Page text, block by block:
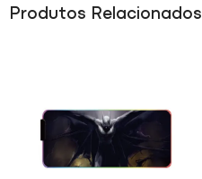
Produtos Relacionados